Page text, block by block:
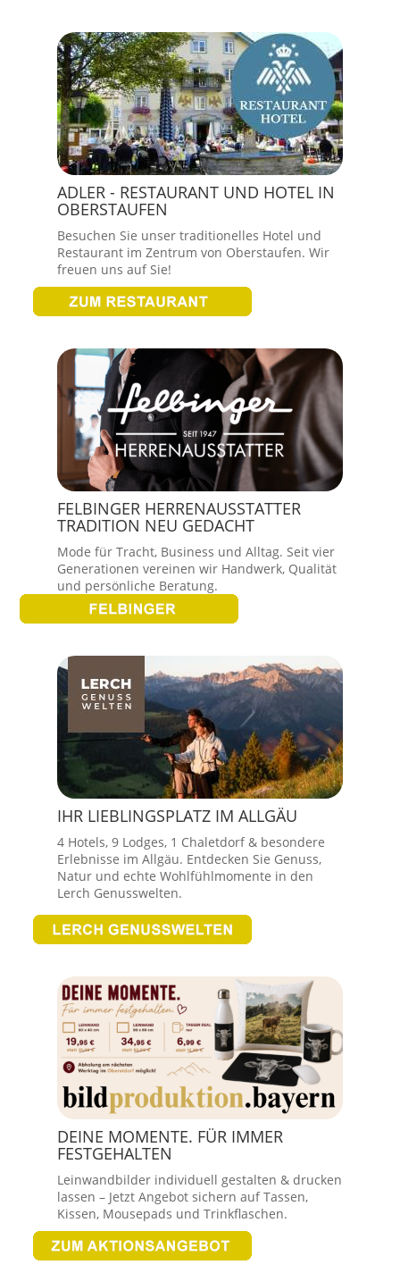
ADLER - RESTAURANT UND HOTEL IN
OBERSTAUFEN
Besuchen Sie unser traditionelles Hotel und
Restaurant im Zentrum von Oberstaufen. Wir
freuen uns auf Sie!
FELBINGER HERRENAUSSTATTER
TRADITION NEU GEDACHT
Mode für Tracht, Business und Alltag. Seit vier
Generationen vereinen wir Handwerk, Qualität
und persönliche Beratung.
IHR LIEBLINGSPLATZ IM ALLGÄU
4 Hotels, 9 Lodges, 1 Chaletdorf & besondere
Erlebnisse im Allgäu. Entdecken Sie Genuss,
Natur und echte Wohlfühlmomente in den
Lerch Genusswelten.
DEINE MOMENTE. FÜR IMMER
FESTGEHALTEN
Leinwandbilder individuell gestalten & drucken
lassen – Jetzt Angebot sichern auf Tassen,
Kissen, Mousepads und Trinkflaschen.